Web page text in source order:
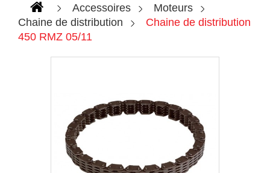
Accessoires
Moteurs
Chaine de distribution
Chaine de distribution
450 RMZ 05/11